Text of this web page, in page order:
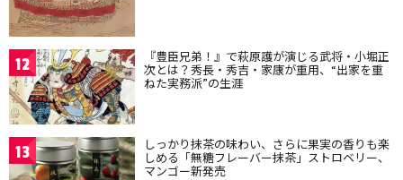
12 『豊臣兄弟！』で萩原護が演じる武将・小堀正
次とは？秀長・秀吉・家康が重用、“出家を重
ねた実務派”の生涯
13 しっかり抹茶の味わい、さらに果実の香りも楽
しめる「無糖フレーバー抹茶」ストロベリー、
マンゴー新発売